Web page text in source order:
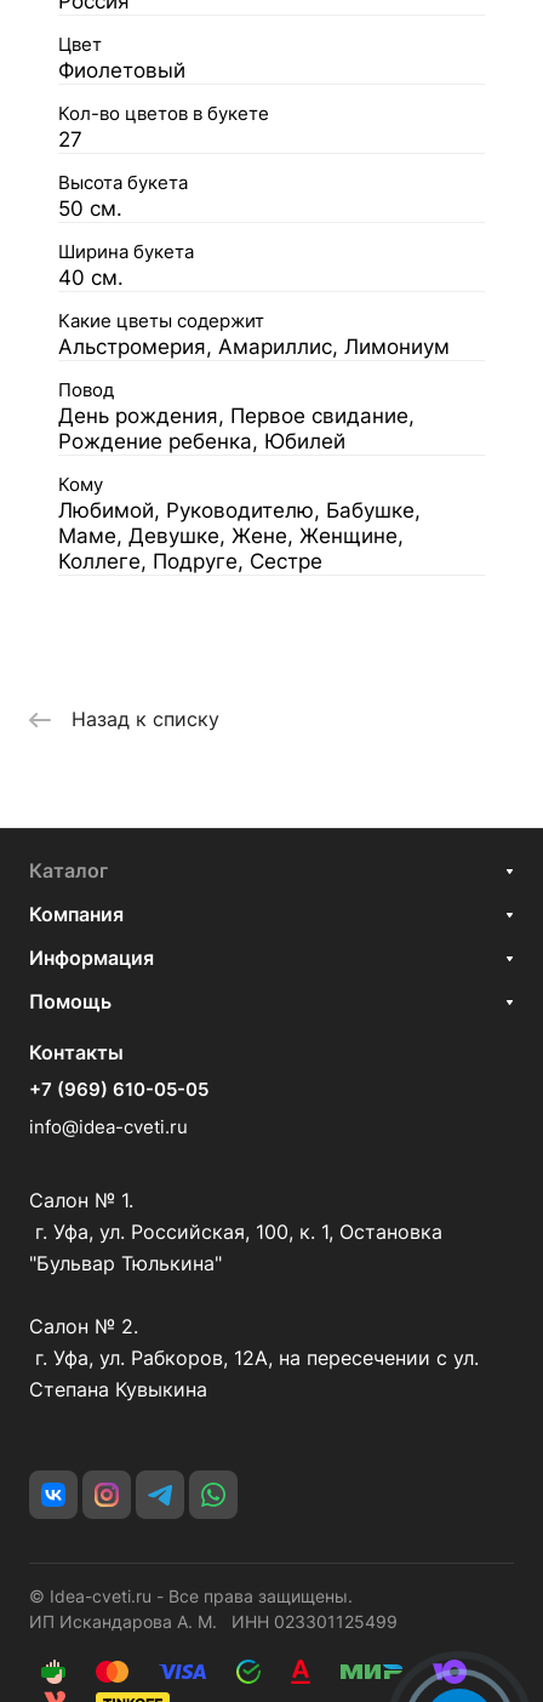
Цвет
Фиолетовый
Кол-во цветов в букете
27
Высота букета
50 см.
Ширина букета
40 см.
Какие цветы содержит
Альстромерия, Амариллис, Лимониум
Повод
День рождения, Первое свидание,
Рождение ребенка, Юбилей
Кому
Любимой, Руководителю, Бабушке,
Маме, Девушке, Жене, Женщине,
Коллеге, Подруге, Сестре
Назад к списку
Каталог
Компания
Информация
Помощь
Контакты
+7 (969) 610-05-05
info@idea-cveti.ru
Салон № 1.
г. Уфа, ул. Российская, 100, к. 1, Остановка
"Бульвар Тюлькина"
Салон № 2.
г. Уфа, ул. Рабкоров, 12А, на пересечении с ул.
Степана Кувыкина
© Idea-cveti.ru - Все права защищены.
ИП Искандарова А. М. ИНН 023301125499